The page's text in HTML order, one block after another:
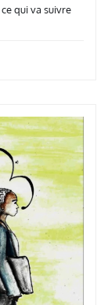
qui va suivre